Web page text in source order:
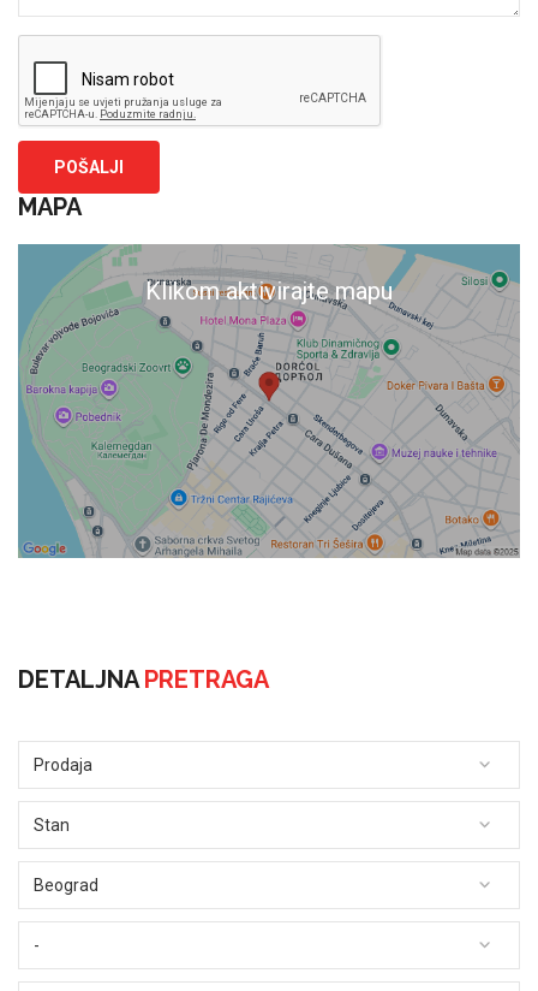
MAPA
Klikom aktivirajte mapu
DETALJNAPRETRAGA
Prodaja
Stan
Beograd
-